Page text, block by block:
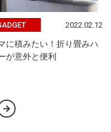
2022.02.12
に積みたい！折り畳みハ
が意外と便利